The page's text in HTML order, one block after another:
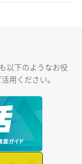
以下のようなお役
用ください。